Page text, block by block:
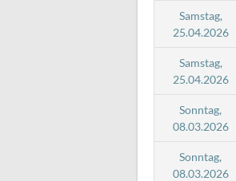
Samstag,
25.04.2026
Samstag,
25.04.2026
Sonntag,
08.03.2026
Sonntag,
08.03.2026